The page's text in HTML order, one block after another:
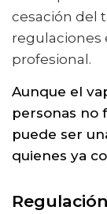
cesación del
regulaciones
profesional.
Aunque el
personas no
puede ser
quienes ya